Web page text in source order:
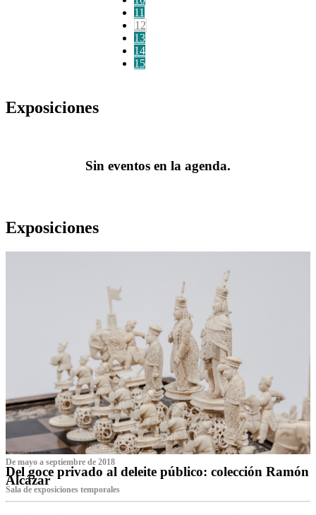
11
12
13
14
15
Exposiciones
Sin eventos en la agenda.
Exposiciones
De mayo a septiembre de 2018
Del goce privado al deleite público: colección Ramón
Alcázar
Sala de exposiciones temporales